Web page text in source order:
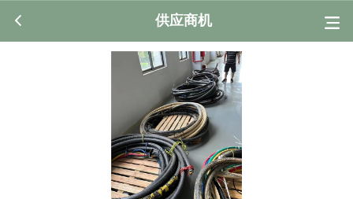
供应商机